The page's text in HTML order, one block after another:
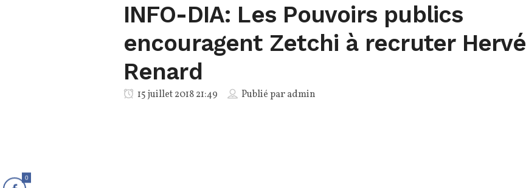
INFO-DIA: Les Pouvoirs publics
encouragent Zetchi à recruter Hervé
Renard
15 juillet 2018 21:49 Publié paradmin
0